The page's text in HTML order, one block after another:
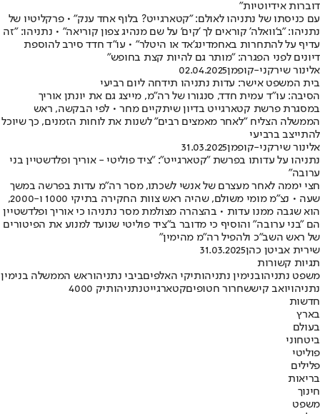
דוברות אידיוטיות"
עם כניסתו של נתניהו לאולם: "קטארגייט? בלוף אחד ענק" • פרקליטיו של
נתניהו: "ב'וואלה' קוראים לך 'קים' על שם מנהיג צפון קוריאה" • נתניהו: "זה
עדיף על להתחרות באחמדינג'אד או היטלר" • עו"ד חדד סירב להוספת
דיונים לפני הפגרה: "מותר גם להיות קצת בחופש"
אלינור שירקני-קופמן02.04.2025
בית המשפט אישר: עדות נתניהו תידחה ליום רביעי
הסיבה: עו"ד עמית חדד, סנגורו של רה"מ, מייצג גם את יונתן אוריך
במסגרת פרשת קטארגייט בדיון שיתקיים מחר • לפי הבקשה, ראש
הממשלה הצליח "לאחר מאמצים רבים" לשנות את לוחות הזמנים, כך שיוכל
להתייצב ברביעי
אלינור שירקני-קופמן31.03.2025
נתניהו על עדותו בפרשת "קטארגייט": "ציד פוליטי - אוריך ופלדשטיין בני
ערובה"
חצי יממה לאחר מעצרם של אנשי לשכתו, מסר רה"מ עדות בפרשה במשך
שעה • נצ"מ מומי משולם, שהיה ראש צוות החקירה בתיקי 1000 ו-2000,
הוא שגבה ממנו עדות • בהצהרה מצולמת מסר נתניהו כי אוריך ופלדשטיין
הם "בני ערובה" והוסיף כי מדובר ב"ציד פוליטי שנועד למנוע את הפיטורים
של ראש השב"כ ולהפיל רה"מ מהימין"
שירית אביטן כהן31.03.2025
תגיות קשורות
משפט נתניהובנימין נתניהותיקי האלפיםביבי נתניהוראש הממשלה בנימין
נתניהויואב קיששחרור חטופיםקטארגייטנתניהותיק 4000
חדשות
בארץ
בעולם
ביטחוני
פוליטי
פלילים
בריאות
חינוך
משפט